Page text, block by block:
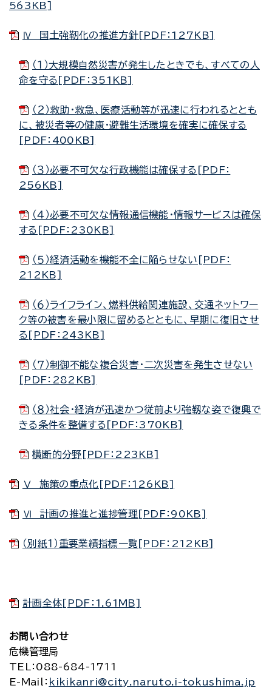
563KB]
Ⅳ 国土強靭化の推進方針[PDF：127KB]
（１）大規模自然災害が発生したときでも、すべての人
命を守る[PDF：351KB]
（２）救助・救急、医療活動等が迅速に行われるととも
に、被災者等の健康・避難生活環境を確実に確保する
[PDF：400KB]
（３）必要不可欠な行政機能は確保する[PDF：
256KB]
（４）必要不可欠な情報通信機能・情報サービスは確保
する[PDF：230KB]
（５）経済活動を機能不全に陥らせない[PDF：
212KB]
（６）ライフライン、燃料供給関連施設、交通ネットワー
ク等の被害を最小限に留めるとともに、早期に復旧させ
る[PDF：243KB]
（７）制御不能な複合災害・二次災害を発生させない
[PDF：282KB]
（８）社会・経済が迅速かつ従前より強靱な姿で復興で
きる条件を整備する[PDF：370KB]
横断的分野[PDF：223KB]
Ⅴ 施策の重点化[PDF：126KB]
Ⅵ 計画の推進と進捗管理[PDF：90KB]
（別紙１）重要業績指標一覧[PDF：212KB]
計画全体[PDF：1.61MB]
お問い合わせ
危機管理局
TEL
：088-684-1711
E-Mail
： kikikanri@city.naruto.i-tokushima.jp